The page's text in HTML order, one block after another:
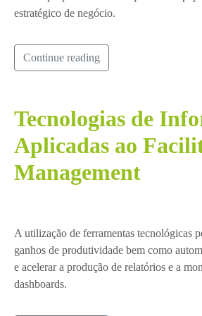
estratégico de negócio.
Continue reading
Tecnologias de
Aplicadas ao
Management
A utilização de ferramentas tecnológicas
ganhos de produtividade bem como
e acelerar a produção de relatórios e a
dashboards.